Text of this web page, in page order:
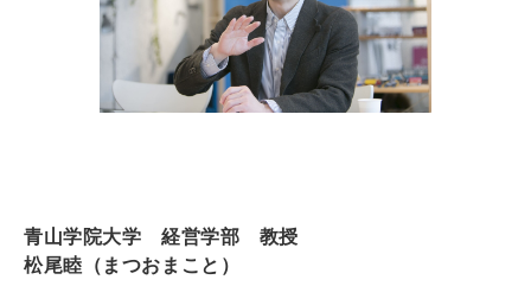
青山学院大学 経営学部 教授
松尾睦（まつおまこと）